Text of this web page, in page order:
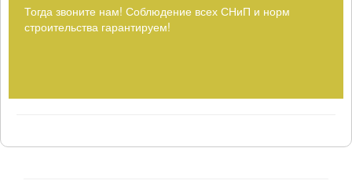
Тогда звоните нам! Соблюдение всех СНиП и норм
строительства гарантируем!